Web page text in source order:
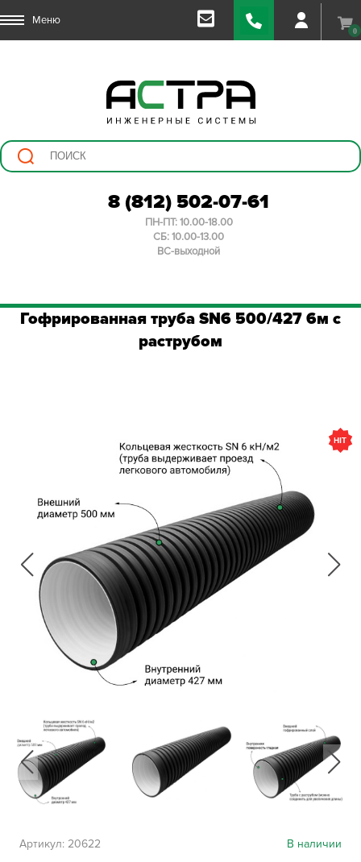
Меню
0
8 (812) 502-07-61
ПН-ПТ: 10.00-18.00
СБ: 10.00-13.00
ВС-выходной
Гофрированная труба SN6 500/427 6м с
раструбом
В наличии
Артикул: 20622